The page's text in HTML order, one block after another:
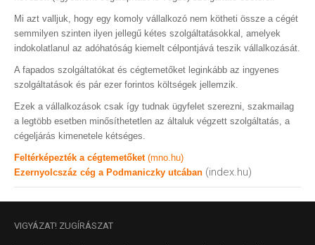
Mi azt valljuk, hogy egy komoly vállalkozó nem kötheti össze a cégét
semmilyen szinten ilyen jellegű kétes szolgáltatásokkal, amelyek
indokolatlanul az adóhatóság kiemelt célpontjává teszik vállalkozását.
A fapados szolgáltatókat és cégtemetőket leginkább az ingyenes
szolgáltatások és pár ezer forintos költségek jellemzik.
Ezek a vállalkozások csak így tudnak ügyfelet szerezni, szakmailag
a legtöbb esetben minősíthetetlen az általuk végzett szolgáltatás, a
cégeljárás kimenetele kétséges.
Feltérképezték a cégtemetőket (mno.hu)
Ezernyolcszáz cég a Podmaniczky utcában (index.hu)
VIGYÁZAT! ZUGÍRÁSZAT